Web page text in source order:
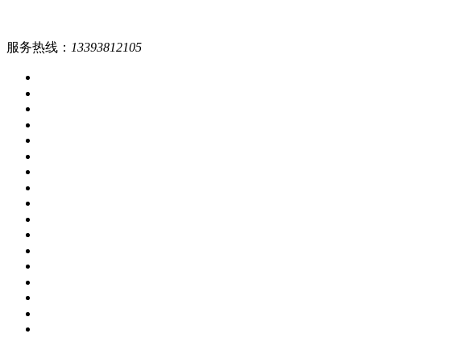
服务热线： 13393812105